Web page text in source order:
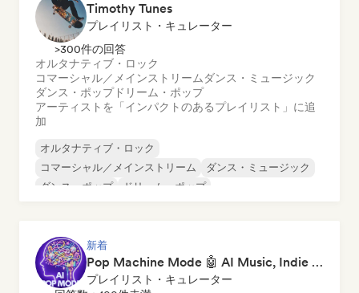
Timothy Tunes
プレイリスト・キュレーター
>300件の回答
オルタナティブ・ロック
コマーシャル／メインストリーム ダンス・ミュージック
ダンス・ポップドリーム・ポップ
アーティストを「インパクトのあるプレイリスト」に追
加
オルタナティブ・ロック
コマーシャル／メインストリーム
ダンス・ミュージック
ダンス・ポップ
ドリーム・ポップ
新着
Pop Machine Mode 🤖 AI Music, Indie Pop & Dream Pop
プレイリスト・キュレーター